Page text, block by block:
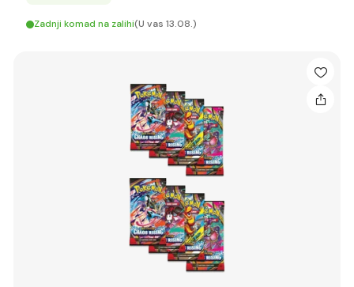
Zadnji komad na zalihi(U vas 13.08.)